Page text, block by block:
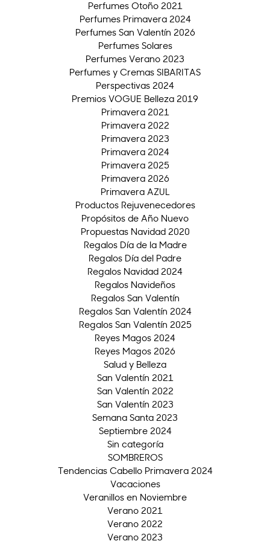
Perfumes Otoño 2021
Perfumes Primavera 2024
Perfumes San Valentín 2026
Perfumes Solares
Perfumes Verano 2023
Perfumes y Cremas SIBARITAS
Perspectivas 2024
Premios VOGUE Belleza 2019
Primavera 2021
Primavera 2022
Primavera 2023
Primavera 2024
Primavera 2025
Primavera 2026
Primavera AZUL
Productos Rejuvenecedores
Propósitos de Año Nuevo
Propuestas Navidad 2020
Regalos Día de la Madre
Regalos Día del Padre
Regalos Navidad 2024
Regalos Navideños
Regalos San Valentín
Regalos San Valentín 2024
Regalos San Valentín 2025
Reyes Magos 2024
Reyes Magos 2026
Salud y Belleza
San Valentín 2021
San Valentín 2022
San Valentín 2023
Semana Santa 2023
Septiembre 2024
Sin categoría
SOMBREROS
Tendencias Cabello Primavera 2024
Vacaciones
Veranillos en Noviembre
Verano 2021
Verano 2022
Verano 2023